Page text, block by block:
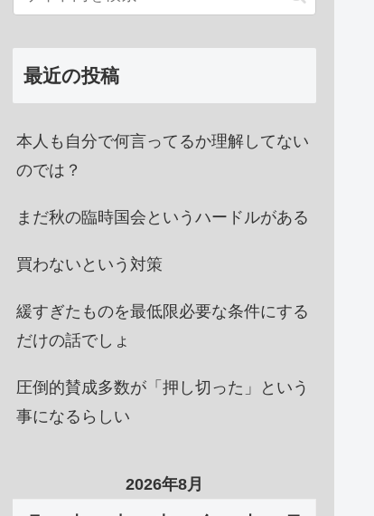
最近の投稿
本人も自分で何言ってるか理解してない
のでは？
まだ秋の臨時国会というハードルがある
買わないという対策
緩すぎたものを最低限必要な条件にする
だけの話でしょ
圧倒的賛成多数が「押し切った」という
事になるらしい
2026年8月